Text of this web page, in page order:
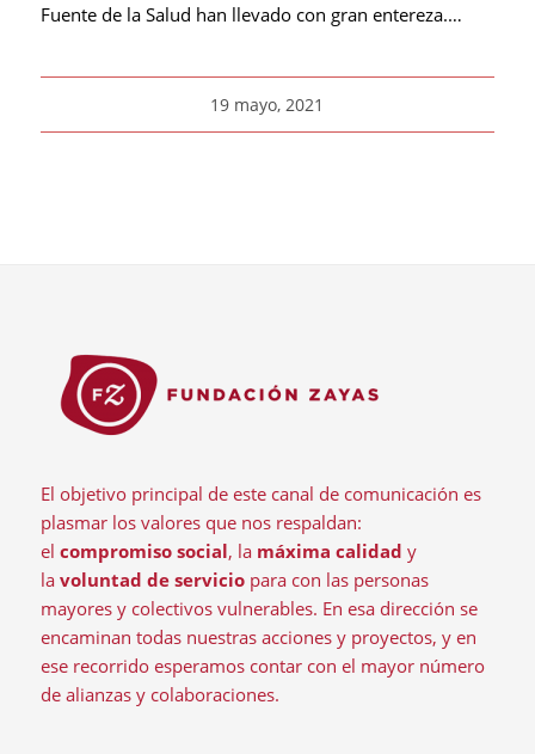
Fuente de la Salud han llevado con gran entereza.…
19 mayo, 2021
El objetivo principal de este canal de comunicación es
plasmar los valores que nos respaldan:
el compromiso social, la máxima calidad y
la voluntad de serviciopara con las personas
mayores y colectivos vulnerables. En esa dirección se
encaminan todas nuestras acciones y proyectos, y en
ese recorrido esperamos contar con el mayor número
de alianzas y colaboraciones.